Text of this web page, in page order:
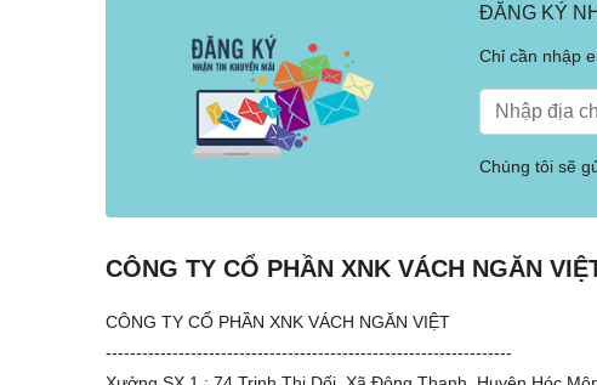
ĐĂNG KÝ
Chỉ cần nhập
Chúng tôi sẽ
CÔNG TY CỔ PHẦN XNK VÁCH NGĂN
CÔNG TY CỔ PHẦN XNK VÁCH NGĂN VIỆT
-------------------------------------------------------------------